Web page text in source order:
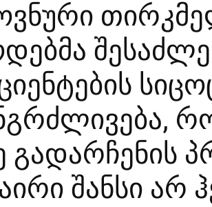
გადარჩენის
შანსი არ